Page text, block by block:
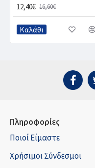
16,60€
Πληροφορίες
Ποιοί Είμαστε
Χρήσιμοι Σύνδεσμοι